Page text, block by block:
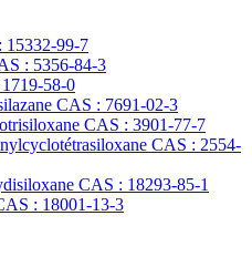
15332-99-7
: 5356-84-3
58-0
CAS : 7691-02-3
CAS : 3901-77-7
CAS : 2554-
CAS : 18293-85-1
: 18001-13-3